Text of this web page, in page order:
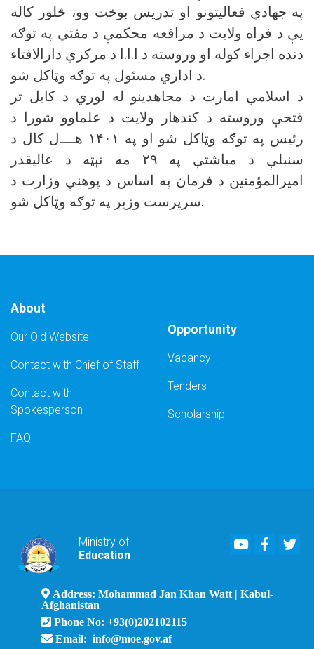
په جهادي فعالیتونو او تدریس بوخت وو، څلور کاله
یې د فراه ولایت د مرافعه محکمې د مفتي په توګه
دنده اجراء کوله او وروسته د ا.ا.ا د مرکزي دارالافتاء
د اداري مسئول په توګه وټاکل شو.
د اسلامي امارت د مجاهدینو له لوري د کابل تر
فتحې وروسته د کندهار ولایت د علماوو شورا د
رئیس په توګه وټاکل شو او په ۱۴۰۱ هـــ.ل کال د
سنبلې د میاشتې په ۲۹ مه نېټه د عالیقدر
امیرالمؤمنین د فرمان په اساس د پوهنې وزارت د
سرپرست وزیر په توګه وټاکل شو.
About
Our Old Website
Contact with Chief of Staff
Contact with
Spokesperson
FAQ
Opportunity
Vacancy
Tenders
Scholarship
Ministry of
Education
Youtube
Address: Mohammad Jan Khan Watt | Kabul-
Afghanistan
Phone No: +93(0)202102115
Email: info@moe.gov.af